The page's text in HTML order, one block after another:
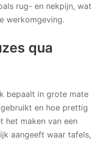
rug- en nekpijn, wat
werkomgeving.
qua
bepaalt in grote mate
en hoe prettig
het maken van een
aangeeft waar tafels,